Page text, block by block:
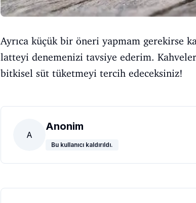
Ayrıca küçük bir öneri yapmam gerekirse
latteyi denemenizi tavsiye ederim.
bitkisel süt tüketmeyi tercih edeceksiniz!
A
Anonim
Bu kullanıcı kaldırıldı.